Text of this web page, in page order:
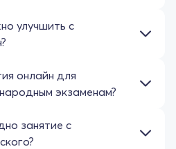
улучшить с
онлайн для
экзаменам?
занятие с